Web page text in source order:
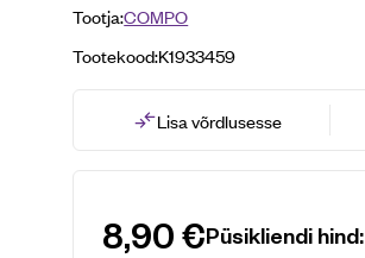
Tootja:COMPO
Tootekood:K1933459
Lisa võrdlusesse
8,90€Püsikliendi hind: